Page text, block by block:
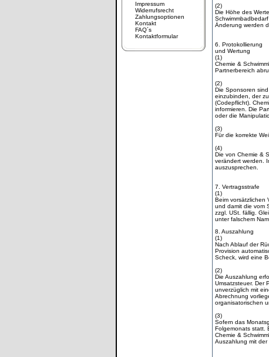
Impressum
Widerrufsrecht
Zahlungsoptionen
Kontakt
FAQ´s
Kontaktformular
(2)
Die Höhe des
Änderung werden
6. Protokollierung
und Wertung
(1)
Chemie &
Partnerbereich
(2)
Die Sponsoren
einzubinden, der
(Codepflicht).
informieren. Die
oder die
(3)
Für die korrekte
(4)
Die von Chemie &
verändert werden.
auszusprechen.
7. Vertragsstrafe
(1)
Beim vorsätzlichen
und damit die vom
zzgl. USt. fällig.
unter falschem
8. Auszahlung
(1)
Nach Ablauf der
Provision
Scheck, wird eine
(2)
Die Auszahlung
Umsatzsteuer. Der
unverzüglich mit
Abrechnung
organisatorischen
(3)
Sofern das
Folgemonats statt.
Chemie &
Auszahlung mit der